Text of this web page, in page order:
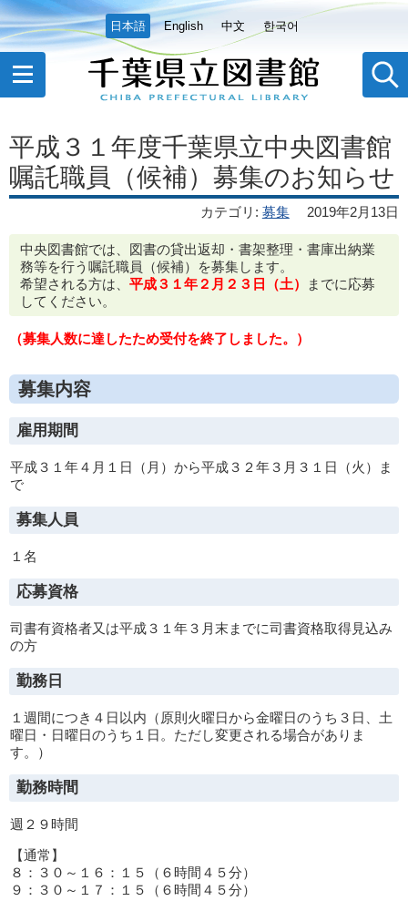
日本語 English 中文 한국어
平成３１年度千葉県立中央図書館
嘱託職員（候補）募集のお知らせ
カテゴリ : 募集 2019年2月13日
中央図書館では、図書の貸出返却・書架整理・書庫出納業
務等を行う嘱託職員（候補）を募集します。
希望される方は、 平成３１年２月２３日（土）
までに応募
してください。
（募集人数に達したため受付を終了しました。）
募集内容
雇用期間
平成３１年４月１日（月）から平成３２年３月３１日（火）ま
で
募集人員
１名
応募資格
司書有資格者又は平成３１年３月末までに司書資格取得見込み
の方
勤務日
１週間につき４日以内（原則火曜日から金曜日のうち３日、土
曜日・日曜日のうち１日。ただし変更される場合がありま
す。）
勤務時間
週２９時間
【通常】
８：３０～１６：１５（６時間４５分）
９：３０～１７：１５（６時間４５分）